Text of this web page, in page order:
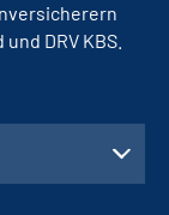
DRV KBS.